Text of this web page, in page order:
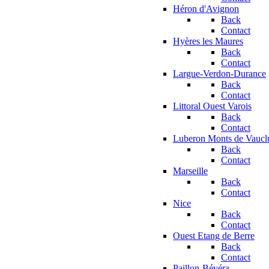
Héron d'Avignon
Back
Contact
Hyères les Maures
Back
Contact
Largue-Verdon-Durance
Back
Contact
Littoral Ouest Varois
Back
Contact
Luberon Monts de
Back
Contact
Marseille
Back
Contact
Nice
Back
Contact
Ouest Etang de Berre
Back
Contact